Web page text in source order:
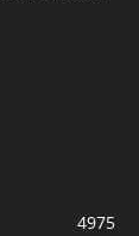
4975